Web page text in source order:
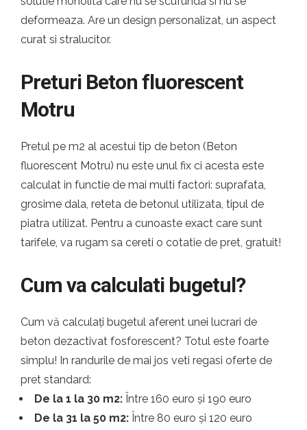
deformeaza. Are un design personalizat, un aspect
curat si stralucitor.
Preturi Beton fluorescent
Motru
Pretul pe m2 al acestui tip de beton (Beton
fluorescent Motru) nu este unul fix ci acesta este
calculat in functie de mai multi factori: suprafata,
grosime dala, reteta de betonul utilizata, tipul de
piatra utilizat. Pentru a cunoaste exact care sunt
tarifele, va rugam sa cereti o cotatie de pret, gratuit!
Cum va calculati bugetul?
Cum vă calculați bugetul aferent unei lucrari de
beton dezactivat fosforescent? Totul este foarte
simplu! In randurile de mai jos veti regasi oferte de
pret standard:
De la 1 la 30 m2: Între 160 euro și 190 euro
De la 31 la 50 m2: Între 80 euro și 120 euro